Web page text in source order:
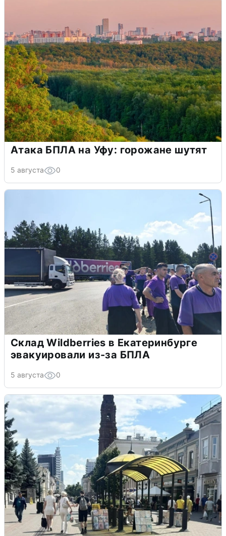
Атака БПЛА на Уфу: горожане шутят
5 августа 0
Склад Wildberries в Екатеринбурге
эвакуировали из-за БПЛА
5 августа 0